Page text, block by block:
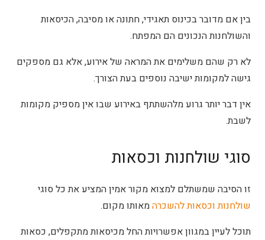
בין אם מדובר בכינוס תאגידי, חתונה או מסיבה, הכיסאות
והשולחנות הנכונים הם המפתח.
לא רק שהם משלימים את המראה של אירוע, אלא גם מספקים
גישה למקומות ישיבה נוספים בעת הצורך.
אין דבר יותר גרוע מלהשתתף באירוע שבו אין מספיק מקומות
לשבת.
סוגי שולחנות וכסאות
זו הסיבה שמשתלם למצוא מקור אמין המציע את כל סוגי
שולחנות וכסאות להשכרהמאותו מקום.
תוכל לעיין במגוון אפשרויות החל מכיסאות מתקפלים, כסאות